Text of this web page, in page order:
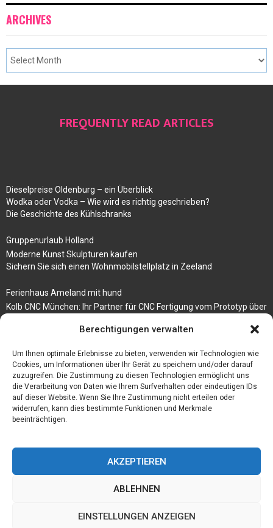
Berechtigungen verwalten
Um Ihnen optimale Erlebnisse zu bieten, verwenden wir Technologien wie
Cookies, um Informationen über Ihr Gerät zu speichern und/oder darauf
zuzugreifen. Die Zustimmung zu diesen Technologien ermöglicht uns
die Verarbeitung von Daten wie Ihrem Surfverhalten oder eindeutigen IDs
auf dieser Website. Wenn Sie Ihre Zustimmung nicht erteilen oder
widerrufen, kann dies bestimmte Funktionen und Merkmale
beeinträchtigen.
AKZEPTIEREN
ABLEHNEN
EINSTELLUNGEN ANZEIGEN
ARCHIVES
FREQUENTLY READ ARTICLES
Dieselpreise Oldenburg – ein Überblick
Wodka oder Vodka – Wie wird es richtig geschrieben?
Die Geschichte des Kühlschranks
Gruppenurlaub Holland
Moderne Kunst Skulpturen kaufen
Sichern Sie sich einen Wohnmobilstellplatz in Zeeland
Ferienhaus Ameland mit hund
Kolb CNC München: Ihr Partner für CNC Fertigung vom Prototyp über
Branchenbuch Krefeld